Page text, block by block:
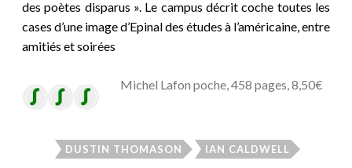
des poètes disparus ». Le campus décrit coche toutes les
cases d’une image d’Epinal des études à l’américaine, entre
amitiés et soirées
Michel Lafon poche, 458 pages, 8,50€
DUSTIN THOMASON IAN CALDWELL